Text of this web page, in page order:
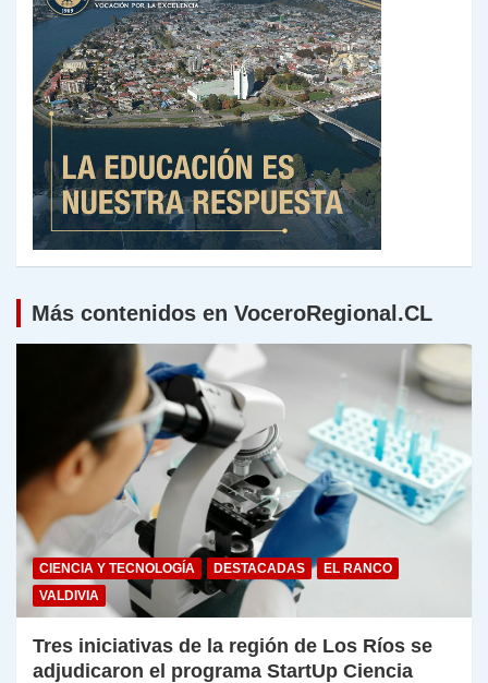
Más contenidos en VoceroRegional.CL
CIENCIA Y TECNOLOGÍA DESTACADAS
EL RANCO
VALDIVIA
Tres iniciativas de la región de Los Ríos se
adjudicaron el programa StartUp Ciencia